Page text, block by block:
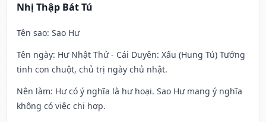
Nhị Thập Bát Tú
Tên sao: Sao Hư
Tên ngày: Hư Nhật Thử - Cái Duyên: Xấu (Hung Tú) Tướng
tinh con chuột, chủ trị ngày chủ nhật.
Nên làm: Hư có ý nghĩa là hư hoại. Sao Hư mang ý nghĩa
không có việc chi hợp.